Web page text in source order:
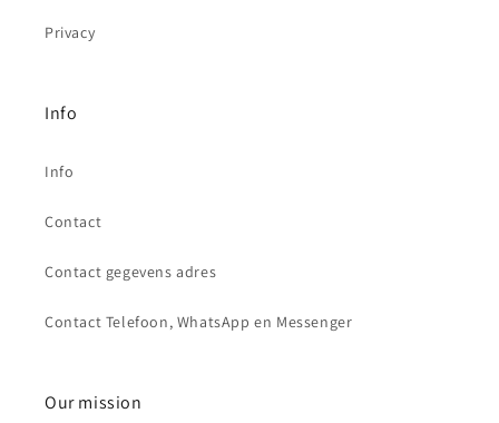
Privacy
Info
Info
Contact
Contact gegevens adres
Contact Telefoon, WhatsApp en Messenger
Our mission